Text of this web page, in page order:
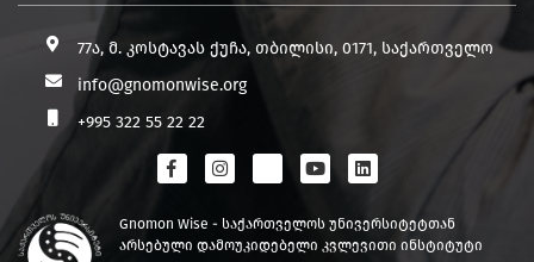
77ა, მ. კოსტავას ქუჩა, თბილისი, 0171, საქართველო
info@gnomonwise.org
+995 322 55 22 22
Gnomon Wise - საქართველოს უნივერსიტეტთან
არსებული დამოუკიდებელი კვლევითი ინსტიტუტი